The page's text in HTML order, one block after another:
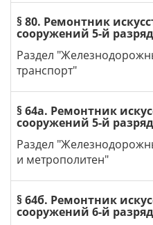
§ 80. Ремонтник
сооружений 5-й разряд
Раздел
транспорт"
§ 64а. Ремонтник
сооружений 5-й разряд
Раздел
и метрополитен"
§ 64б. Ремонтник
сооружений 6-й разряд